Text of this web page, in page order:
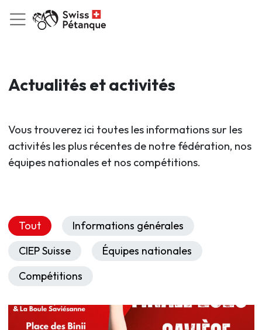
Actualités et activités
Vous trouverez ici toutes les informations sur les
activités les plus récentes de notre fédération, nos
équipes nationales et nos compétitions.
Tout
Informations générales
CIEP Suisse
Équipes nationales
Compétitions